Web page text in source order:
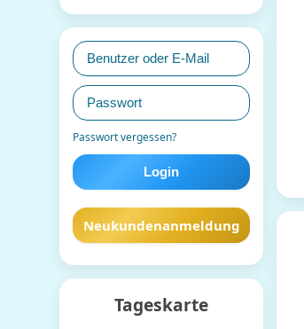
Passwort vergessen?
Neukundenanmeldung
Tageskarte